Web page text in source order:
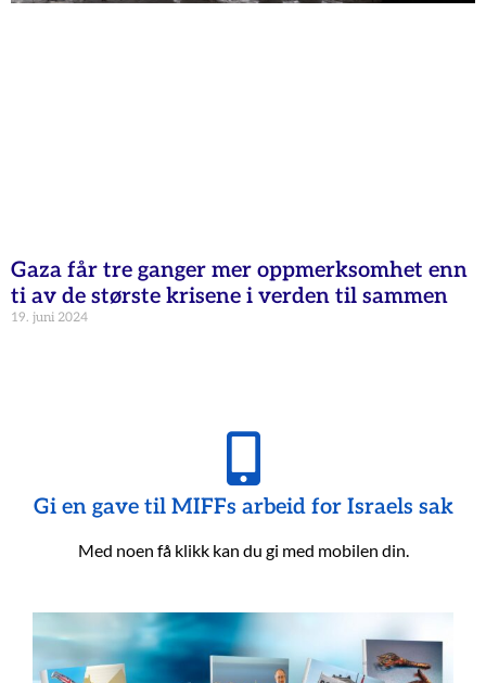
Gaza får tre ganger mer oppmerksomhet enn
ti av de største krisene i verden til sammen
19. juni 2024
Gi en gave til MIFFs arbeid for Israels sak
Med noen få klikk kan du gi med mobilen din.